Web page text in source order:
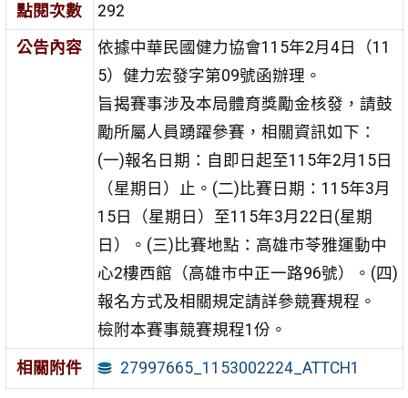
點閱次數
292
公告內容
依據中華民國健力協會115年2月4日（11
5）健力宏發字第09號函辦理。
旨揭賽事涉及本局體育獎勵金核發，請鼓
勵所屬人員踴躍參賽，相關資訊如下：
(一)報名日期：自即日起至115年2月15日
（星期日）止。(二)比賽日期：115年3月
15日（星期日）至115年3月22日(星期
日）。(三)比賽地點：高雄市苓雅運動中
心2樓西館（高雄市中正一路96號）。(四)
報名方式及相關規定請詳參競賽規程。
檢附本賽事競賽規程1份。
相關附件 27997665_1153002224_ATTCH1